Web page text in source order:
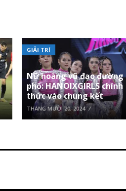
GIẢI TRÍ
Nữ hoàng vũ đạo đường
phố: HANOIXGIRLS chính
thức vào chung kết
THÁNG MƯỜI 20, 2024